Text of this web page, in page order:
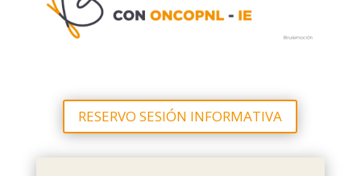
RESERVO SESIÓN INFORMATIVA